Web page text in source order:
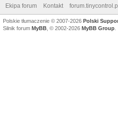
Ekipa forum Kontakt
Polskie tłumaczenie © 2007-2026 Polski
Silnik forum MyBB , © 2002-2026 MyBB Group